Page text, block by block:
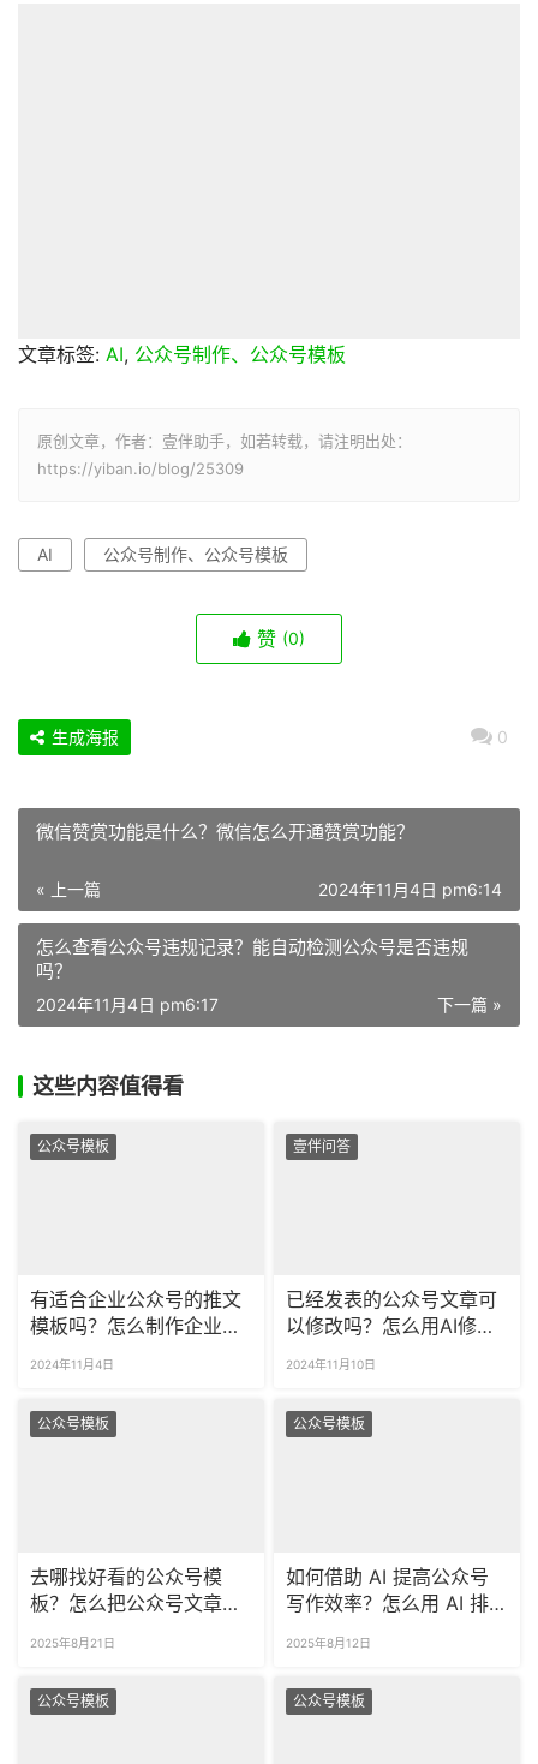
文章标签: AI, 公众号制作、公众号模板
原创文章，作者：壹伴助手，如若转载，请注明出处：
https://yiban.io/blog/25309
AI 公众号制作、公众号模板
赞 (0)
0
生成海报
微信赞赏功能是什么？微信怎么开通赞赏功能？
« 上一篇 2024年11月4日 pm6:14
怎么查看公众号违规记录？能自动检测公众号是否违规
吗？
下一篇 »
2024年11月4日 pm6:17
这些内容值得看
公众号模板
有适合企业公众号的推文
模板吗？怎么制作企业通
2024年11月4日
壹伴问答
已经发表的公众号文章可
以修改吗？怎么用AI修改
2024年11月10日
公众号模板
去哪找好看的公众号模
板？怎么把公众号文章自
2025年8月21日
公众号模板
如何借助 AI 提高公众号
写作效率？怎么用 AI 排
2025年8月12日
公众号模板 公众号模板